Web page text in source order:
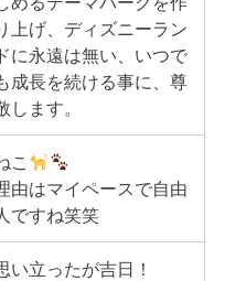
上げ、ディズニーラン
ドに永遠は無い、いつで
成長を続ける事に、尊
します。
こ
由はマイペースで自由
ですね笑笑
い立ったが吉日！